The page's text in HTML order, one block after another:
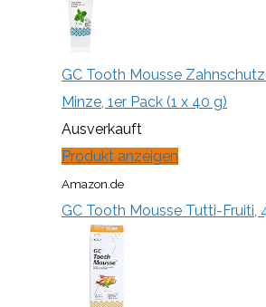
GC Tooth Mousse
Minze, 1er Pack (1 x 40 g)
Ausverkauft
Produkt anzeigen
Amazon.de
GC Tooth Mousse Tutti-Fruiti,